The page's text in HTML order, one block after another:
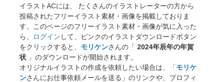
イラストACには、 たくさんのイラストレーターの方から
投稿されたフリーイラスト素材・画像を掲載しておりま
す。このページのフリーイラスト素材・画像が気に入った
ら、
ログイン して、ピンクのイラストダウンロードボタン
をクリックすると、 モリケンさんの「 2024年辰年の年賀
状 」のダウンロードが開始されます。
オリジナルイラストの作成を依頼したい場合は、「モリケ
ンさんにお仕事依頼メールを送る」のリンクや、プロフィ